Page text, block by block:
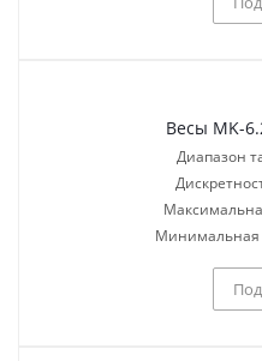
Весы MK-
Диапазон
Минимальная